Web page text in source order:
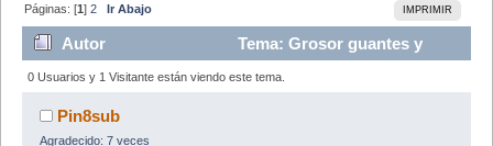
IMPRIMIR
Páginas: [1]2 Ir Abajo
Autor
Tema: Grosor guantes y
escarpines? (Leído 15022 veces)
0 Usuarios y 1 Visitante están viendo este tema.
Pin8sub
Agradecido: 7 veces